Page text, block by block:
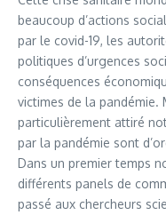
beaucoup d’actions
par le covid-19, les
politiques d’urgences
conséquences
victimes de la pandémie.
particulièrement attiré
par la pandémie sont
Dans un premier temps
différents panels de
passé aux chercheurs